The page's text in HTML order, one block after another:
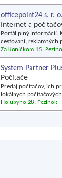
officepoint24 s. r. o.
Internet a
Portál plný informácií.
cestovaní, reklamných
Za Koníčkom 15,
System Partner
Počítače
Predaj počítačov, ich
lokálnych
Holubyho 28, Pezinok